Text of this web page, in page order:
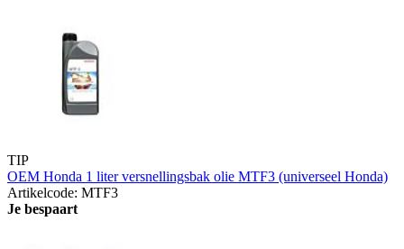
TIP
OEM Honda 1 liter versnellingsbak olie MTF3 (universeel Honda)
Artikelcode: MTF3
Je bespaart